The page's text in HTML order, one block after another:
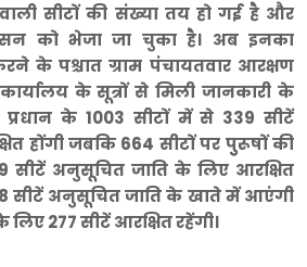
सीटों की संख्या तय हो गई है और
को भेजा जा चुका है। अब इनका
के पश्चात ग्राम पंचायतवार आरक्षण
के सूत्रों से मिली जानकारी के
प्रधान के 1003 सीटों में से 339 सीटें
होंगी जबकि 664 सीटों पर पुुरूषों की
सीटें अनुसूचित जाति के लिए आरक्षित
सीटें अनुसूचित जाति के खाते में आएंगी
277 सीटें आरक्षित रहेंगी।